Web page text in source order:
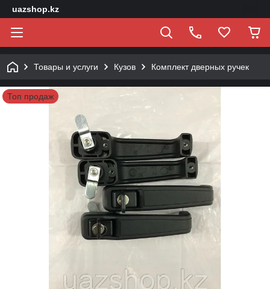
uazshop.kz
Товары и услуги Кузов Комплект дверных ручек
Топ продаж